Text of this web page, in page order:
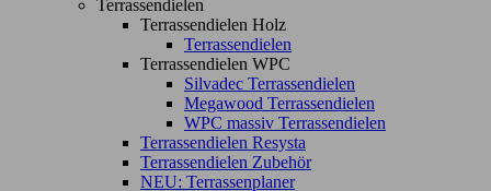
Terrassendielen
Terrassendielen Holz
Terrassendielen
Terrassendielen WPC
Silvadec Terrassendielen
Megawood Terrassendielen
WPC massiv Terrassendielen
Terrassendielen Resysta
Terrassendielen Zubehör
NEU: Terrassenplaner